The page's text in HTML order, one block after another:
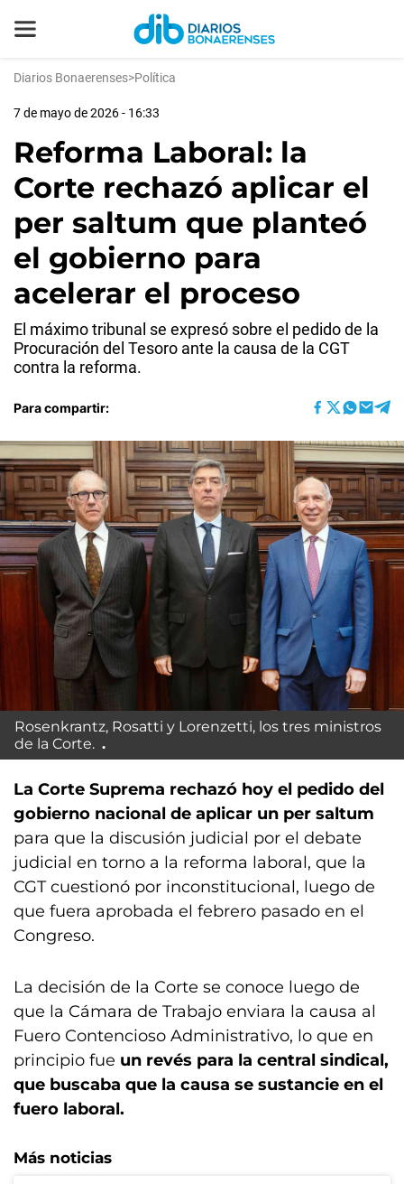
Diarios Bonaerenses>Política
7 de mayo de 2026 - 16:33
Reforma Laboral: la
Corte rechazó aplicar el
per saltum que planteó
el gobierno para
acelerar el proceso
El máximo tribunal se expresó sobre el pedido de la
Procuración del Tesoro ante la causa de la CGT
contra la reforma.
Para compartir:
Rosenkrantz, Rosatti y Lorenzetti, los tres ministros
de la Corte.
La Corte Suprema rechazó hoy el pedido del
gobierno nacional de aplicar un per saltum
para que la discusión judicial por el debate
judicial en torno a la reforma laboral, que la
CGT cuestionó por inconstitucional, luego de
que fuera aprobada el febrero pasado en el
Congreso.
La decisión de la Corte se conoce luego de
que la Cámara de Trabajo enviara la causa al
Fuero Contencioso Administrativo, lo que en
principio fue un revés para la central sindical,
que buscaba que la causa se sustancie en el
fuero laboral.
Más noticias